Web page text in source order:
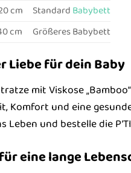
cm Standard Babybett
cm Größeres Babybett
Liebe für dein Baby
mit Viskose
Komfort und eine
Leben und bestelle die
eine lange